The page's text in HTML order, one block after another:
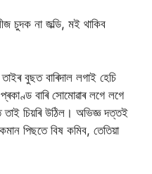
চুদক না জল্ডি, মই থাকিব
বুছত বাৰিদাল লগাই হেচি
বাৰি সোমোৱাৰ লগে লগে
তাই চিয়ৰি উঠিল। অভিজ্ঞ দত্তই
পিছতে বিষ কমিব, তেতিয়া